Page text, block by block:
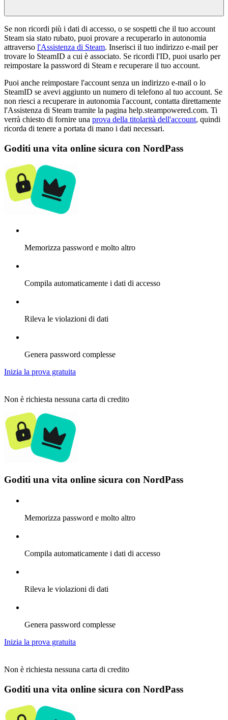
Se non ricordi più i dati di accesso, o se sospetti che il tuo account
Steam sia stato rubato, puoi provare a recuperarlo in autonomia
attraverso l'Assistenza di Steam. Inserisci il tuo indirizzo e-mail per
trovare lo SteamID a cui è associato. Se ricordi l'ID, puoi usarlo per
reimpostare la password di Steam e recuperare il tuo account.
Puoi anche reimpostare l'account senza un indirizzo e-mail o lo
SteamID se avevi aggiunto un numero di telefono al tuo account. Se
non riesci a recuperare in autonomia l'account, contatta direttamente
l'Assistenza di Steam tramite la pagina help.steampowered.com. Ti
verrà chiesto di fornire una prova della titolarità dell'account, quindi
ricorda di tenere a portata di mano i dati necessari.
Goditi una vita online sicura con NordPass
Memorizza password e molto altro
Compila automaticamente i dati di accesso
Rileva le violazioni di dati
Genera password complesse
Inizia la prova gratuita
Non è richiesta nessuna carta di credito
Goditi una vita online sicura con NordPass
Memorizza password e molto altro
Compila automaticamente i dati di accesso
Rileva le violazioni di dati
Genera password complesse
Inizia la prova gratuita
Non è richiesta nessuna carta di credito
Goditi una vita online sicura con NordPass